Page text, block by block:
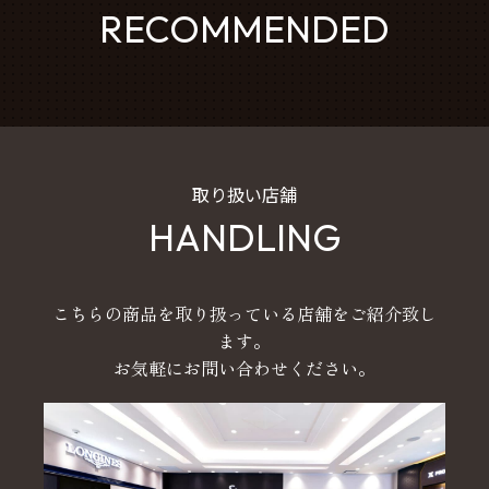
RECOMMENDED
取り扱い店舗
HANDLING
こちらの商品を取り扱っている店舗をご紹介致し
ます。
お気軽にお問い合わせください。